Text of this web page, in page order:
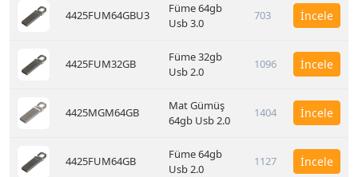
4425FUM64GBU3
Füme 64gb
Usb 3.0
703 İncele
4425FUM32GB
Füme 32gb
Usb 2.0
1096 İncele
4425MGM64GB
Mat Gümüş
64gb Usb 2.0
1404 İncele
4425FUM64GB
Füme 64gb
Usb 2.0
1127 İncele